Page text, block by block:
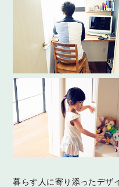
暮らす人に寄り添ったデザ